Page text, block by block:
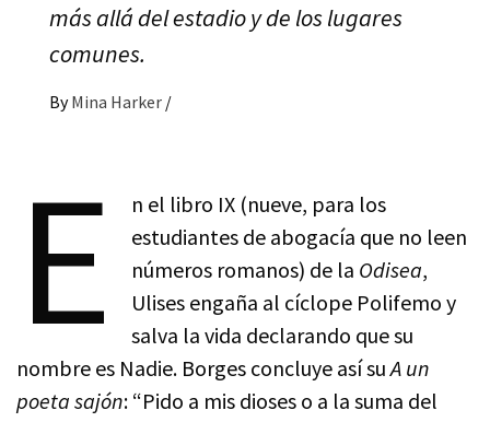
más allá del estadio y de los lugares
comunes.
By Mina Harker /
E
n el libro IX (nueve, para los
estudiantes de abogacía que no leen
números romanos) de la Odisea,
Ulises engaña al cíclope Polifemo y
salva la vida declarando que su
nombre es Nadie. Borges concluye así suA un
poeta sajón: “Pido a mis dioses o a la suma del